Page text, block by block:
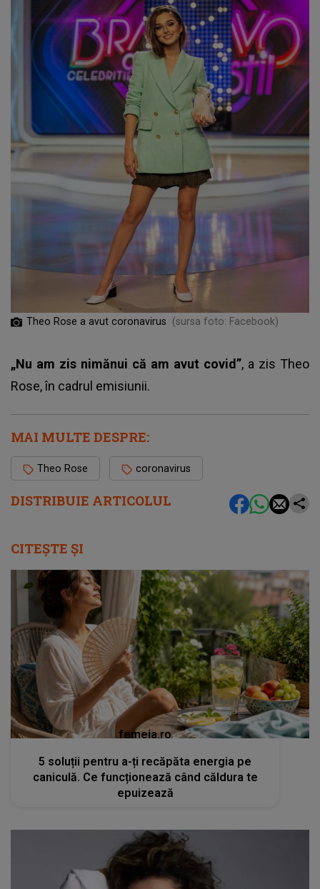
DISTRIBUIE ARTICOLUL
Theo Rose a avut coronavirus (sursa foto: Facebook)
„Nu am zis nimănui că am avut covid”, a zis Theo
Rose, în cadrul emisiunii.
MAI MULTE DESPRE:
Theo Rose coronavirus
CITEȘTE ȘI
femeia.ro
5 soluții pentru a-ți recăpăta energia pe
caniculă. Ce funcționează când căldura te
epuizează